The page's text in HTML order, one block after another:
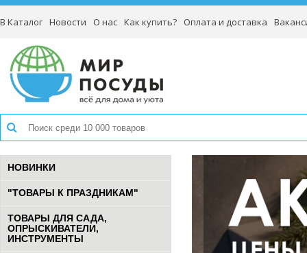
В Каталог Новости О нас Как купить? Оплата и доставка
НОВИНКИ
"ТОВАРЫ К ПРАЗДНИКАМ"
ТОВАРЫ ДЛЯ САДА,
ОПРЫСКИВАТЕЛИ,
ИНСТРУМЕНТЫ